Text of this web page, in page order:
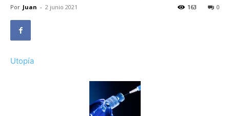
Por Juan - 2 junio 2021 0
163
Utopía